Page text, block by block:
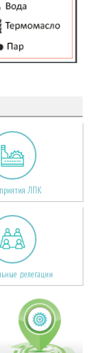
ЛПК
делегации